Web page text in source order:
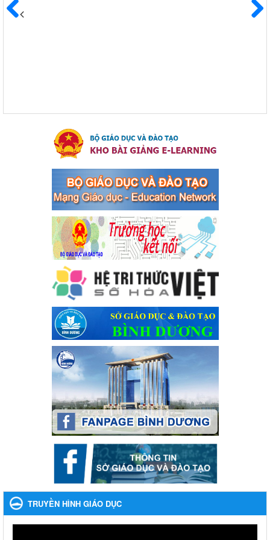
Kế hoạch Triển khai công tác tuyên truyền, đảm bảo trật tự,
an toàn giao thông năm 2024 tại các cơ sở giáo dục trên địa
của Thủ tướng Chính phủ về tăng cường phòng ngừa, đấu
tranh tội phạm, vi phạm pháp luật liên quan đến hoạt động
tổ chức đánh bạc và đánh bạc
Kế hoạch thực hiện Chỉ thị số 16/CT-TTg ngày 27/05/2023 của
phạm, vi phạm pháp luật liên quan đến hoạt động tổ chức đánh
bạc và đánh bạc
Ngày ban hành: 04/03/2024
Kế hoạch Tổ chức Hội trại truyền thống học sinh thị xã Bến
Cát Lần thứ VIII, năm học 2023-2024
Kế hoạch Tổ chức Hội trại truyền thống học sinh thị xã Bến Cát
Lần thứ VIII, năm học 2023-2024
Ngày ban hành: 28/12/2023
Phối hợp rà soát nhu cầu tiêm vắc xin phòng Covid 19
Phối hợp rà soát nhu cầu tiêm vắc xin phòng Covid 19
Ngày ban hành: 22/11/2023
Phát động, triển khai Cuộc thi " An toàn giao thông cho nụ
cười ngày mai" dành cho học sinh và giáo viên trung học
năm học 2023-2024
Phát động, triển khai Cuộc thi " An toàn giao thông cho nụ cười
ngày mai" dành cho học sinh và giáo viên trung học năm học
Ngày ban hành: 22/11/2023
Nhắc nhỡ thực hiện thanh toán không dùng tiền mặt các
khoản thu trong nhà trường năm học 2023-2024 và các năm
Nhắc nhỡ thực hiện thanh toán không dùng tiền mặt các khoản
thu trong nhà trường năm học 2023-2024 và các năm tiếp theo
Ngày ban hành: 27/09/2023
TRUYỀN HÌNH GIÁO DỤC